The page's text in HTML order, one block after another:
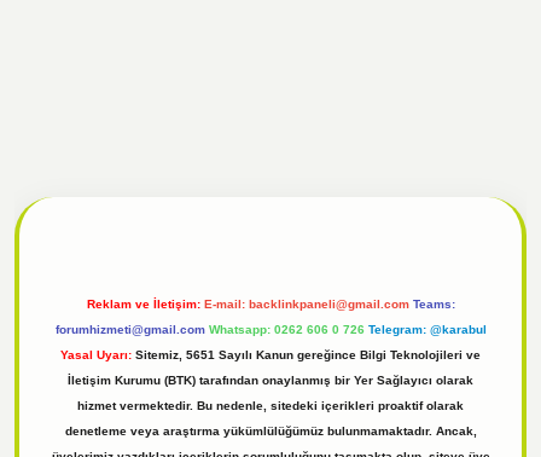
Reklam ve İletişim: E-mail: backlinkpaneli@gmail.com Teams:
forumhizmeti@gmail.com Whatsapp: 0262 606 0 726 Telegram: @karabul
Yasal Uyarı: Sitemiz, 5651 Sayılı Kanun gereğince Bilgi Teknolojileri ve
İletişim Kurumu (BTK) tarafından onaylanmış bir Yer Sağlayıcı olarak
hizmet vermektedir. Bu nedenle, sitedeki içerikleri proaktif olarak
denetleme veya araştırma yükümlülüğümüz bulunmamaktadır. Ancak,